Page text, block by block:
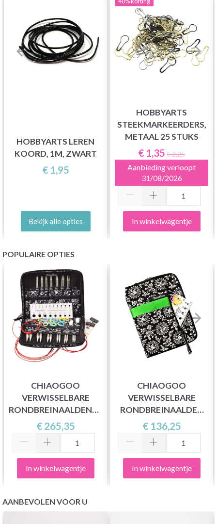
HOBBYARTS LEREN
KOORD, 1M, ZWART
€ 1,95
Bekijk alle opties
HOBBYARTS
STEEKMARKEERDERS,
METAAL 25 STUKS
€ 1,35 € 2,25
Aanbieding verloopt
31/08/2026
In winkelwagentje
POPULAIRE OPTIES
CHIAOGOO
VERWISSELBARE
RONDBREINAALDENSET
TWIST RED LACE,
COMPLETE, 13 CM
€ 265,35
In winkelwagentje
CHIAOGOO
VERWISSELBARE
RONDBREINAALDEN
SET, SPIN BAMBOE,
LARGE, 13 CM
€ 136,25
In winkelwagentje
AANBEVOLEN VOOR U